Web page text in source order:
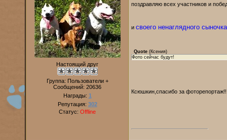
Настоящий друг
Группа: Пользователи +
Сообщений: 20636
Награды: 1
Репутация: 302
Статус: Offline
поздравляю всех участников и
и своего ненаглядного
Quote (Ксения)
Фото сейчас будут!
Ксюшкин,спасибо за